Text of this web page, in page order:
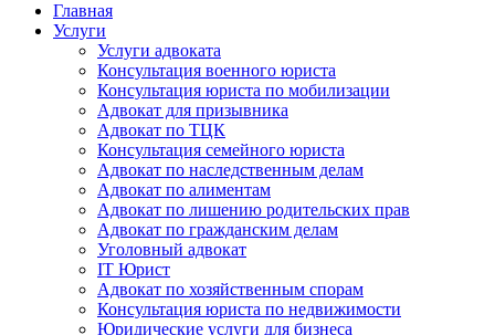
Главная
Услуги
Услуги адвоката
Консультация военного юриста
Консультация юриста по мобилизации
Адвокат для призывника
Адвокат по ТЦК
Консультация семейного юриста
Адвокат по наследственным делам
Адвокат по алиментам
Адвокат по лишению родительских прав
Адвокат по гражданским делам
Уголовный адвокат
IT Юрист
Адвокат по хозяйственным спорам
Консультация юриста по недвижимости
Юридические услуги для бизнеса